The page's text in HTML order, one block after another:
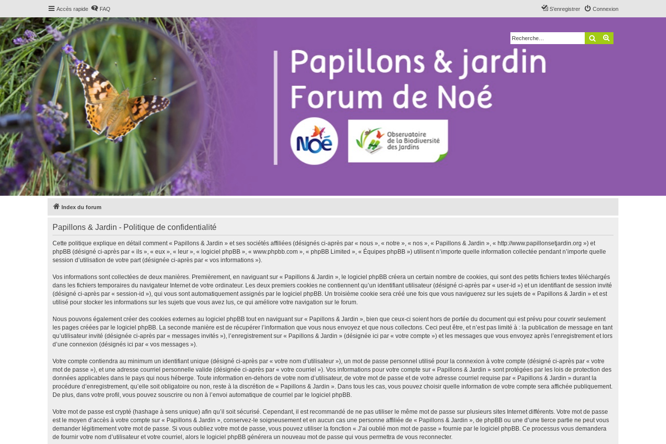
Accès rapide FAQ Connexion
S’enregistrer
Rechercher
Index du forum
Papillons & Jardin - Politique de confidentialité
Cette politique explique en détail comment « Papillons & Jardin » et ses sociétés affiliées (désignés ci-après par « nous », « notre », « nos », « Papillons & Jardin », « http://www.papillonsetjardin.org ») et
phpBB (désigné ci-après par « ils », « eux », « leur », « logiciel phpBB », « www.phpbb.com », « phpBB Limited », « Équipes phpBB ») utilisent n’importe quelle information collectée pendant n’importe quelle
session d’utilisation de votre part (désignée ci-après par « vos informations »).
Vos informations sont collectées de deux manières. Premièrement, en naviguant sur « Papillons & Jardin », le logiciel phpBB créera un certain nombre de cookies, qui sont des petits fichiers textes téléchargés
dans les fichiers temporaires du navigateur Internet de votre ordinateur. Les deux premiers cookies ne contiennent qu’un identifiant utilisateur (désigné ci-après par « user-id ») et un identifiant de session invité
(désigné ci-après par « session-id »), qui vous sont automatiquement assignés par le logiciel phpBB. Un troisième cookie sera créé une fois que vous naviguerez sur les sujets de « Papillons & Jardin » et est
utilisé pour stocker les informations sur les sujets que vous avez lus, ce qui améliore votre navigation sur le forum.
Nous pouvons également créer des cookies externes au logiciel phpBB tout en naviguant sur « Papillons & Jardin », bien que ceux-ci soient hors de portée du document qui est prévu pour couvrir seulement
les pages créées par le logiciel phpBB. La seconde manière est de récupérer l’information que vous nous envoyez et que nous collectons. Ceci peut être, et n’est pas limité à : la publication de message en tant
qu’utilisateur invité (désignée ci-après par « messages invités »), l’enregistrement sur « Papillons & Jardin » (désignée ici par « votre compte ») et les messages que vous envoyez après l’enregistrement et lors
d’une connexion (désignés ici par « vos messages »).
Votre compte contiendra au minimum un identifiant unique (désigné ci-après par « votre nom d’utilisateur »), un mot de passe personnel utilisé pour la connexion à votre compte (désigné ci-après par « votre
mot de passe »), et une adresse courriel personnelle valide (désignée ci-après par « votre courriel »). Vos informations pour votre compte sur « Papillons & Jardin » sont protégées par les lois de protection des
données applicables dans le pays qui nous héberge. Toute information en-dehors de votre nom d’utilisateur, de votre mot de passe et de votre adresse courriel requise par « Papillons & Jardin » durant la
procédure d’enregistrement, qu’elle soit obligatoire ou non, reste à la discrétion de « Papillons & Jardin ». Dans tous les cas, vous pouvez choisir quelle information de votre compte sera affichée publiquement.
De plus, dans votre profil, vous pouvez souscrire ou non à l’envoi automatique de courriel par le logiciel phpBB.
Votre mot de passe est crypté (hashage à sens unique) afin qu’il soit sécurisé. Cependant, il est recommandé de ne pas utiliser le même mot de passe sur plusieurs sites Internet différents. Votre mot de passe
est le moyen d’accès à votre compte sur « Papillons & Jardin », conservez-le soigneusement et en aucun cas une personne affiliée de « Papillons & Jardin », de phpBB ou une d’une tierce partie ne peut vous
demander légitimement votre mot de passe. Si vous oubliez votre mot de passe, vous pouvez utiliser la fonction « J’ai oublié mon mot de passe » fournie par le logiciel phpBB. Ce processus vous demandera
de fournir votre nom d’utilisateur et votre courriel, alors le logiciel phpBB générera un nouveau mot de passe qui vous permettra de vous reconnecter.